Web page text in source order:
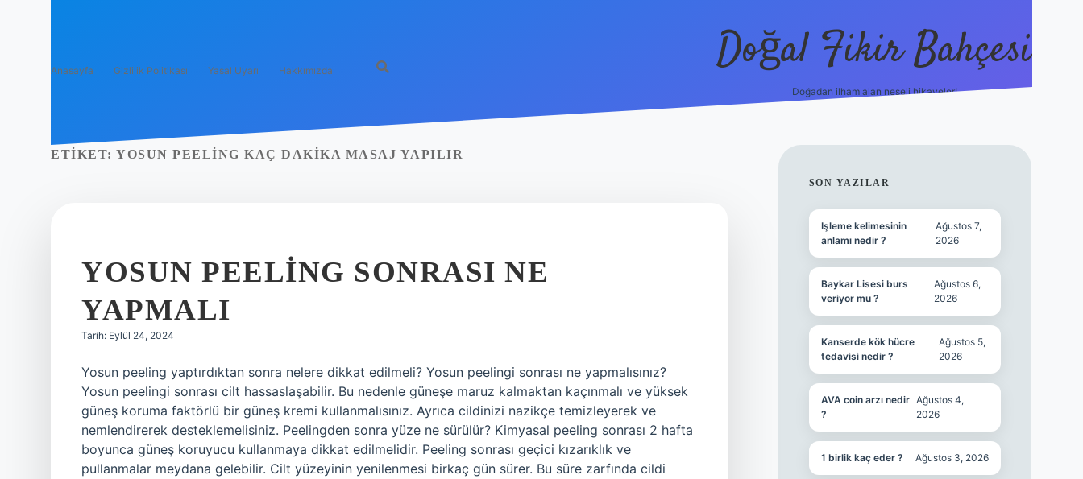
Anasayfa Gizlilik Politikası Yasal Uyarı Hakkımızda Doğal Fikir Bahçesi
Doğadan ilham alan neşeli hikayeler!
ETIKET: YOSUN PEELING KAÇ DAKIKA MASAJ YAPILIR
YOSUN PEELING SONRASI NE
YAPMALI
Tarih: Eylül 24, 2024
Yosun peeling yaptırdıktan sonra nelere dikkat edilmeli? Yosun peelingi sonrası ne yapmalısınız?
Yosun peelingi sonrası cilt hassaslaşabilir. Bu nedenle güneşe maruz kalmaktan kaçınmalı ve yüksek
güneş koruma faktörlü bir güneş kremi kullanmalısınız. Ayrıca cildinizi nazikçe temizleyerek ve
nemlendirerek desteklemelisiniz. Peelingden sonra yüze ne sürülür? Kimyasal peeling sonrası 2 hafta
boyunca güneş koruyucu kullanmaya dikkat edilmelidir. Peeling sonrası geçici kızarıklık ve
pullanmalar meydana gelebilir. Cilt yüzeyinin yenilenmesi birkaç gün sürer. Bu süre zarfında cildi
SIDEBAR
SON YAZILAR
Işleme kelimesinin
anlamı nedir ?
Ağustos 7,
2026
Baykar Lisesi burs
veriyor mu ?
Ağustos 6,
2026
Kanserde kök hücre
tedavisi nedir ?
Ağustos 5,
2026
AVA coin arzı nedir
?
Ağustos 4,
2026
1 birlik kaç eder ? Ağustos 3, 2026
grandoperabet